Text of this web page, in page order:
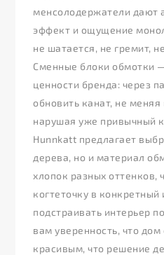
менсолодержатели дают
эффект и ощущение
не шатается, не гремит,
Сменные блоки обмотки
ценности бренда: через
обновить канат, не меняя
нарушая уже привычный
Hunnkatt предлагает
дерева, но и материал
хлопок разных оттенков,
когтеточку в конкретный
подстраивать интерьер
вам уверенность, что дом
красивым, что решение